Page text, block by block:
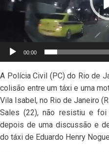
00:00
A Polícia Civil (PC) do Rio de
colisão entre um táxi e uma
Vila Isabel, no Rio de Janeiro
Sales (22), não resistiu e
depois de uma discussão e
do táxi de Eduardo Henry